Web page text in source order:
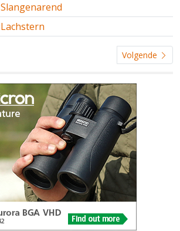
Slangenarend
Lachstern
Volgende